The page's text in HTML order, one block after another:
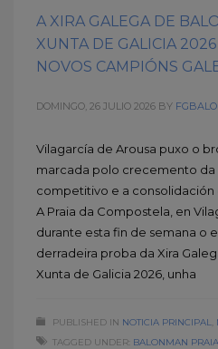
A XIRA GALEGA DE
XUNTA DE GALICIA
NOVOS CAMPIÓNS
DOMINGO, 26 JULIO 2026 BY
Vilagarcía de Arousa puxo o
marcada polo crecemento da
competitivo e a
A Praia da Compostela, en
durante esta fin de semana o
derradeira proba da Xira
Xunta de Galicia 2026, unha
PUBLISHED IN NOTICIA PRINCIPAL
TAGGED UNDER: BALONMAN PRAIA